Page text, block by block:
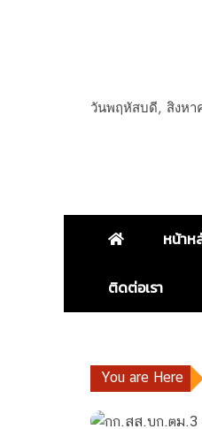
วันพฤหัสบดี, สิงห
หน้าห
ติดต่อเรา
You are Here